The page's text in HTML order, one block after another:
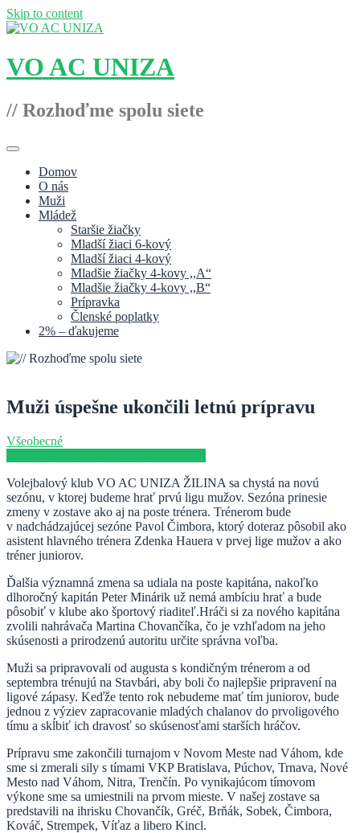
Skip to content
VO AC UNIZA
// Rozhoďme spolu siete
Domov
O nás
Muži
Mládež
Staršie žiačky
Mladší žiaci 6-kový
Mladší žiaci 4-kový
Mladšie žiačky 4-kovy ,,A“
Mladšie žiačky 4-kovy ,,B“
Prípravka
Členské poplatky
2% – ďakujeme
Muži úspešne ukončili letnú prípravu
Všeobecné
Volejbalový klub VO AC UNIZA ŽILINA sa chystá na novú
sezónu, v ktorej budeme hrať prvú ligu mužov. Sezóna prinesie
zmeny v zostave ako aj na poste trénera. Trénerom bude
v nadchádzajúcej sezóne Pavol Čimbora, ktorý doteraz pôsobil ako
asistent hlavného trénera Zdenka Hauera v prvej lige mužov a ako
tréner juniorov.
Ďalšia významná zmena sa udiala na poste kapitána, nakoľko
dlhoročný kapitán Peter Minárik už nemá ambíciu hrať a bude
pôsobiť v klube ako športový riaditeľ.Hráči si za nového kapitána
zvolili nahrávača Martina Chovančíka, čo je vzhľadom na jeho
skúsenosti a prirodzenú autoritu určite správna voľba.
Muži sa pripravovali od augusta s kondičným trénerom a od
septembra trénujú na Stavbári, aby boli čo najlepšie pripravení na
ligové zápasy. Keďže tento rok nebudeme mať tím juniorov, bude
jednou z výziev zapracovanie mladých chalanov do prvoligového
tímu a skĺbiť ich dravosť so skúsenosťami starších hráčov.
Prípravu sme zakončili turnajom v Novom Meste nad Váhom, kde
sme si zmerali sily s tímami VKP Bratislava, Púchov, Trnava, Nové
Mesto nad Váhom, Nitra, Trenčín. Po vynikajúcom tímovom
výkone sme sa umiestnili na prvom mieste. V našej zostave sa
predstavili na ihrisku Chovančík, Gréč, Brňák, Sobek, Čimbora,
Kováč, Strempek, Víťaz a libero Kincl.